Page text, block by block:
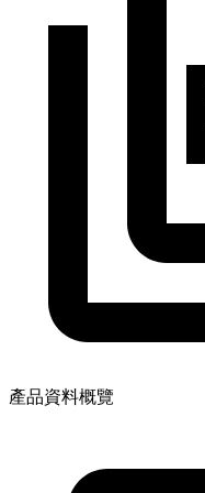
產品資料概覽